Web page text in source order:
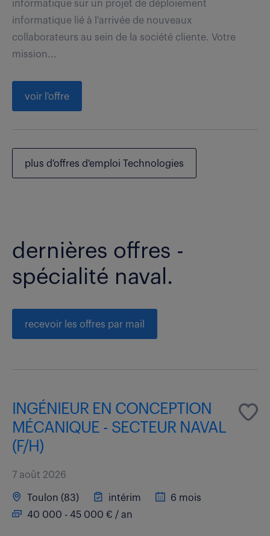
informatique sur un projet de déploiement
informatique lié à l'arrivée de nouveaux
collaborateurs au sein de la société cliente. Votre
mission...
voir l'offre
plus d'offres d'emploi Technologies
dernières offres -
spécialité naval.
recevoir les offres par mail
INGÉNIEUR EN CONCEPTION
MÉCANIQUE - SECTEUR NAVAL
(F/H)
7 août 2026
Toulon (83) intérim
6 mois
40 000 - 45 000 € / an